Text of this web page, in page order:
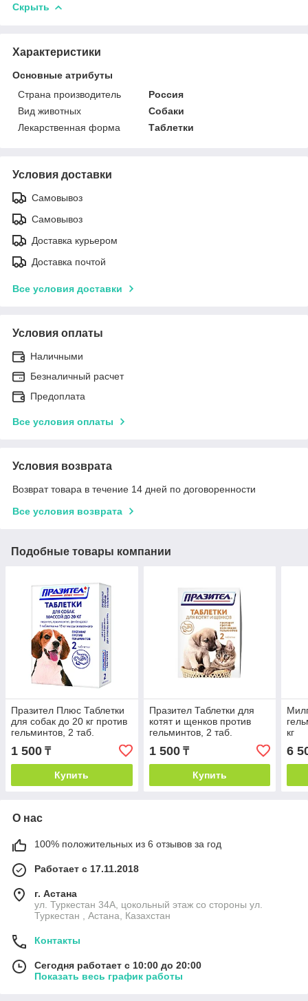
Скрыть
Характеристики
Основные атрибуты
Страна производитель
Россия
Вид животных
Собаки
Лекарственная форма
Таблетки
Условия доставки
Самовывоз
Самовывоз
Доставка курьером
Доставка почтой
Все условия доставки
Условия оплаты
Наличными
Безналичный расчет
Предоплата
Все условия оплаты
Условия возврата
Возврат товара в течение 14 дней по договоренности
Все условия возврата
Подобные товары компании
Празител Плюс Таблетки
для собак до 20 кг против
гельминтов, 2 таб.
1 500 ₸
Купить
Празител Таблетки для
котят и щенков против
гельминтов, 2 таб.
1 500₸
Купить
кг
6
О нас
100% положительных из 6 отзывов за год
Работает с 17.11.2018
г. Астана
ул. Туркестан 34А, цокольный этаж со стороны ул.
Туркестан , Астана, Казахстан
Контакты
Сегодня работает с 10:00 до 20:00
Показать весь график работы